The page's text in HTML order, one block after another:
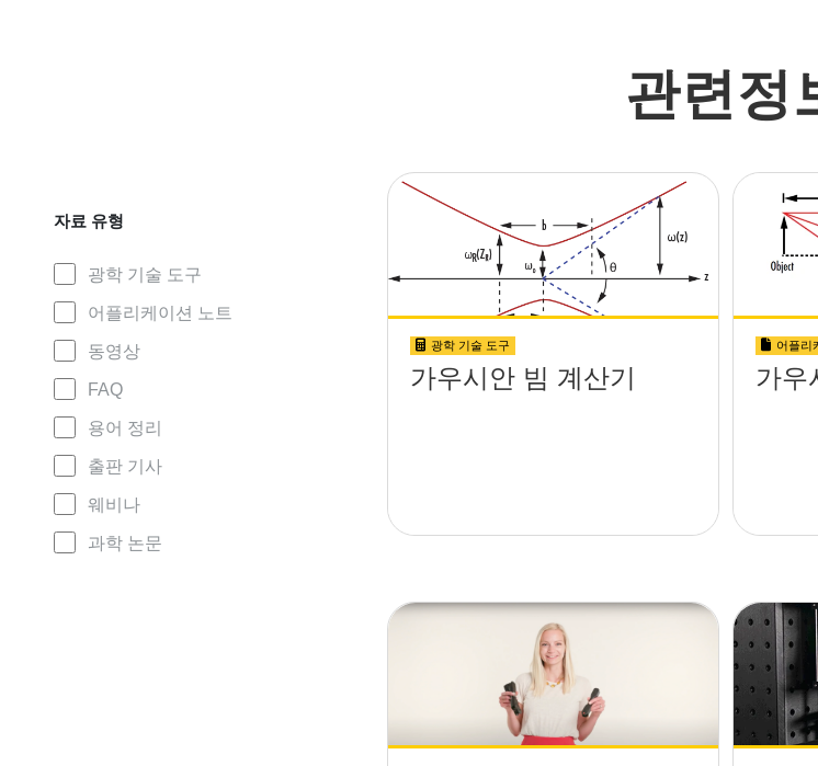
관련정
자료 유형
광학 기술 도구
어플리케이션 노트
동영상
FAQ
용어 정리
출판 기사
웨비나
과학 논문
광학 기술 도구
가우시안 빔 계산기
어플리
가우